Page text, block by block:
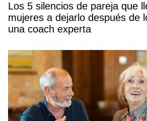
Los 5 silencios de pareja que
mujeres a dejarlo después de
una coach experta